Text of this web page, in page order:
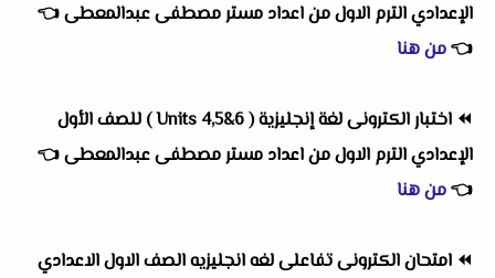
الإعدادي الترم الاول من اعداد مستر مصطفى عبدالمعطى👈
👈من هنا
⏪
اختبار الكترونى لغة إنجليزية ( Units 4,5&6 ) للصف الأول
الإعدادي الترم الاولمن اعداد مستر مصطفى عبدالمعطى👈
👈من هنا
⏪ امتحان الكترونى تفاعلى لغه انجليزيه الصف الاول الاعدادي